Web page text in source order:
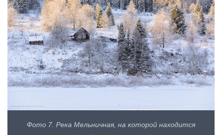
Фото 7. Река Мельничная, на которой находится